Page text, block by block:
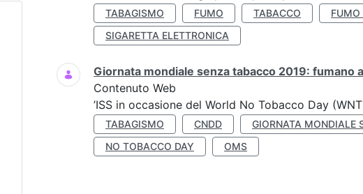
TABAGISMO FUMO TABACCO FUMO
SIGARETTA ELETTRONICA
Giornata mondiale senza tabacco 2019: fumano
Contenuto Web
’ISS in occasione del World No Tobacco Day
TABAGISMO CNDD GIORNATA MONDIALE
NO TOBACCO DAY
OMS